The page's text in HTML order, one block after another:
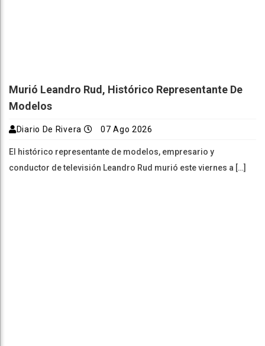
Murió Leandro Rud, Histórico Representante De
Modelos
Diario De Rivera 07 Ago 2026
El histórico representante de modelos, empresario y
conductor de televisión Leandro Rud murió este viernes a […]